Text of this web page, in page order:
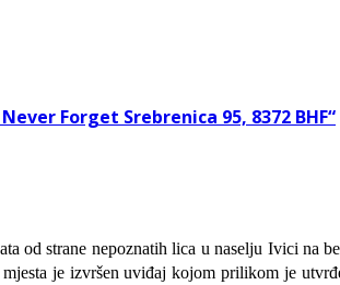
Forget Srebrenica 95, 8372 BHF“
od strane nepoznatih lica u naselju Ivici na
je izvršen uviđaj kojom prilikom je